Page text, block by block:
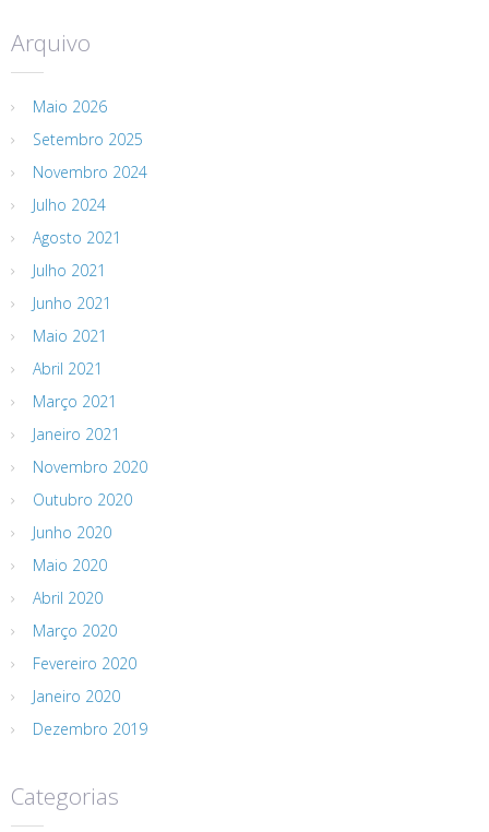
Arquivo
Maio 2026
Setembro 2025
Novembro 2024
Julho 2024
Agosto 2021
Julho 2021
Junho 2021
Maio 2021
Abril 2021
Março 2021
Janeiro 2021
Novembro 2020
Outubro 2020
Junho 2020
Maio 2020
Abril 2020
Março 2020
Fevereiro 2020
Janeiro 2020
Dezembro 2019
Categorias